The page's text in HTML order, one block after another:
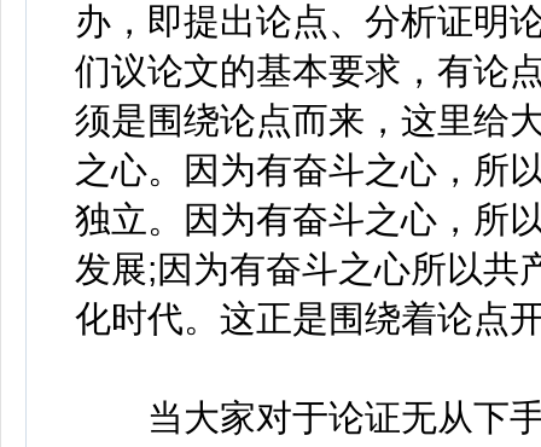
办，即提出论点、分析证明
们议论文的基本要求，有论
须是围绕论点而来，这里给
之心。因为有奋斗之心，所
独立。因为有奋斗之心，所
发展;因为有奋斗之心所以共
化时代。这正是围绕着论点
当大家对于论证无从下手